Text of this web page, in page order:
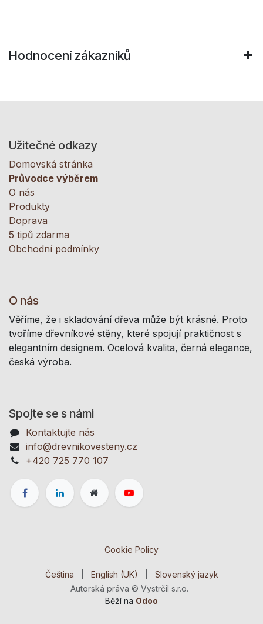
Hodnocení zákazníků
Užitečné odkazy
Domovská stránka
Průvodce výběrem
O nás
Produkty
Doprava
5 tipů zdarma
Obchodní podmínky
O nás
Věříme, že i skladování dřeva může být krásné. Proto
tvoříme dřevníkové stěny, které spojují praktičnost s
elegantním designem. Ocelová kvalita, černá elegance,
česká výroba.
Spojte se s námi
Kontaktujte nás
info@drevnikovesteny.cz
+420 725 770 107
Cookie Policy
Autorská práva © Vystrčil s.r.o.
Čeština English (UK) Slovenský jazyk
Běží na Odoo